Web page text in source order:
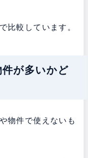
比較しています。
が多いかど
物件で使えないも